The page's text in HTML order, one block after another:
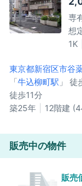
専
想
1K
東京都新宿区市谷
「 牛込柳町駅 」 徒
徒歩11分
築25年
12階建
販売中の物件
販売